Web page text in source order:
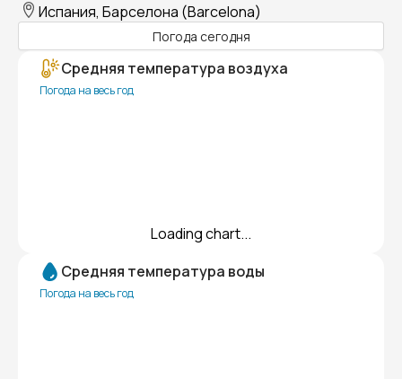
Испания, Барселона (Barcelona)
Погода сегодня
Средняя температура воздуха
Погода на весь год
Loading chart...
Средняя температура воды
Погода на весь год